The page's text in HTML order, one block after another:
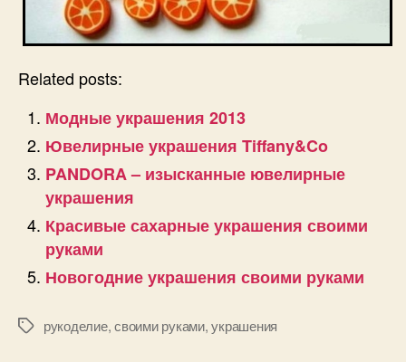
Related posts:
Модные украшения 2013
Ювелирные украшения Tiffany&Co
PANDORA – изысканные ювелирные
украшения
Красивые сахарные украшения своими
руками
Новогодние украшения своими руками
Позначкирукоделие,своими руками,украшения